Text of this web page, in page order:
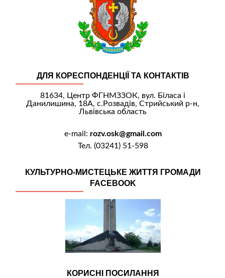
ДЛЯ КОРЕСПОНДЕНЦІЇ ТА КОНТАКТІВ
81634, Центр ФГНМЗЗОК, вул. Біласа і
Данилишина, 18А, с.Розвадів, Стрийський р-н,
Львівська область
e-mail: rozv.osk@gmail.com
Тел. (03241) 51-598
КУЛЬТУРНО-МИСТЕЦЬКЕ ЖИТТЯ ГРОМАДИ
FACEBOOK
КОРИСНІ ПОСИЛАННЯ